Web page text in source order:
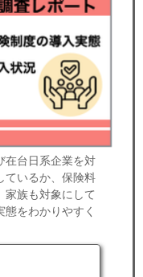
在台日系企業を対
ているか、保険料
家族も対象にして
をわかりやすく